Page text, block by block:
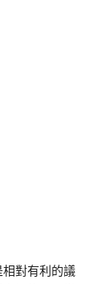
對有利的議